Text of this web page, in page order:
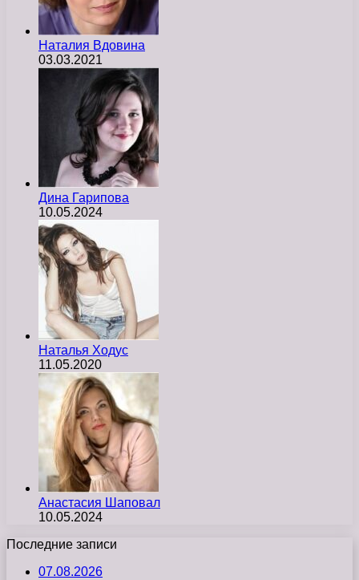
Наталия Вдовина
03.03.2021
Дина Гарипова
10.05.2024
Наталья Ходус
11.05.2020
Анастасия Шаповал
10.05.2024
Последние записи
07.08.2026